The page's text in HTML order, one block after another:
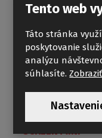
SCREEN MINI
Tento web
Táto stránka
poskytovanie
analýzu
súhlasíte.